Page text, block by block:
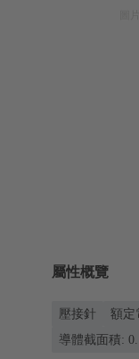
屬性概覽
壓接針 額定
導體截面積: